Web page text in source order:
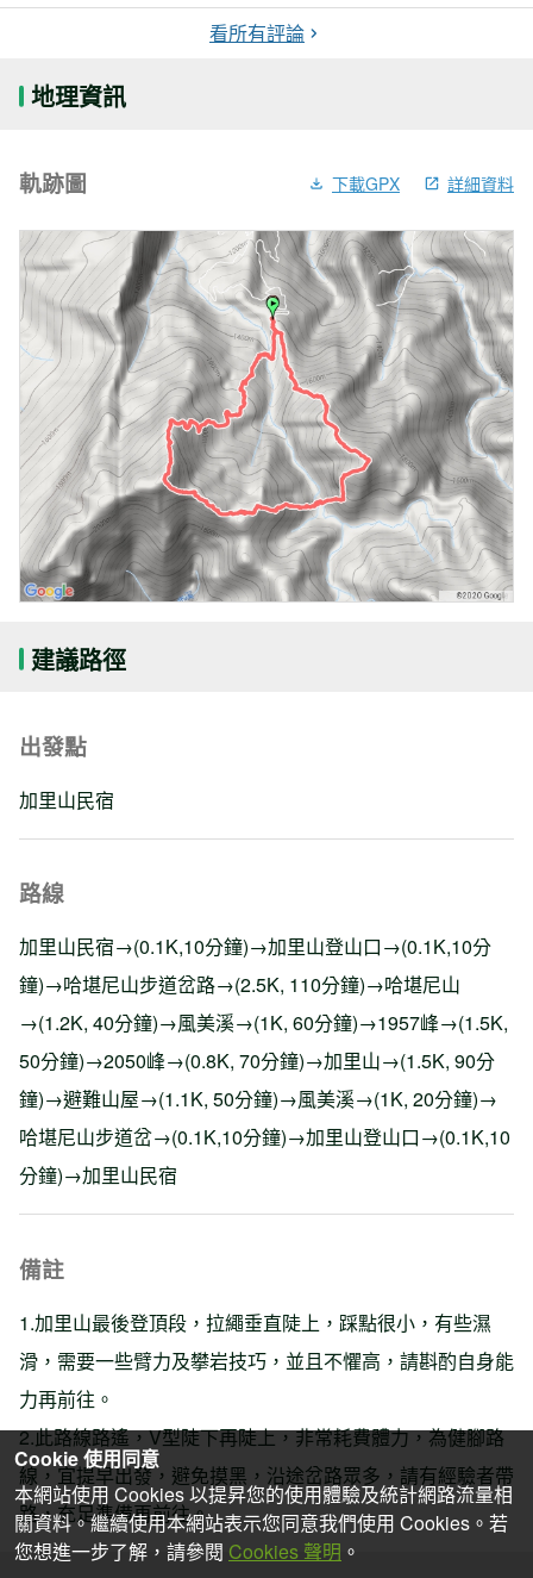
看所有評論
地理資訊
軌跡圖 下載GPX 詳細資料
建議路徑
出發點
加里山民宿
路線
加里山民宿→(0.1K,10分鐘)→加里山登山口→(0.1K,10分
鐘)→哈堪尼山步道岔路→(2.5K, 110分鐘)→哈堪尼山
→(1.2K, 40分鐘)→風美溪→(1K, 60分鐘)→1957峰→(1.5K,
50分鐘)→2050峰→(0.8K, 70分鐘)→加里山→(1.5K, 90分
鐘)→避難山屋→(1.1K, 50分鐘)→風美溪→(1K, 20分鐘)→
哈堪尼山步道岔→(0.1K,10分鐘)→加里山登山口→(0.1K,10
分鐘)→加里山民宿
備註
1.加里山最後登頂段，拉繩垂直陡上，踩點很小，有些濕
滑，需要一些臂力及攀岩技巧，並且不懼高，請斟酌自身能
力再前往。
2.此路線路遙，V型陡下再陡上，非常耗費體力，為健腳路
線，宜提早出發，避免摸黑，沿途岔路眾多，請有經驗者帶
路，充足準備再前往。
Cookie 使用同意
本網站使用 Cookies 以提昇您的使用體驗及統計網路流量相
關資料。繼續使用本網站表示您同意我們使用 Cookies。若
您想進一步了解，請參閱 Cookies 聲明 。